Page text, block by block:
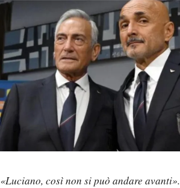
«Luciano, così non si può andare avanti».